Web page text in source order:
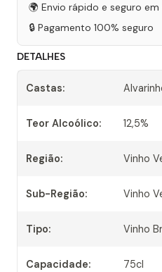
🌍 Envio rápido e seguro
🔒 Pagamento 100% seguro
DETALHES
Castas:
Teor Alcoólico: 12,5%
Região: Vinho
Sub-Região: Vinho
Tipo: Vinho
Capacidade: 75cl